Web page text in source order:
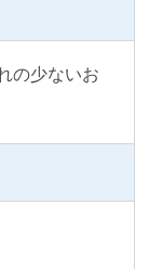
の少ないお